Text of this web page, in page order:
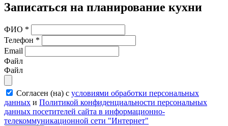
Записаться на планирование кухни
ФИО *
Телефон *
Email
Файл
Файл
Согласен (на) с условиями обработки персональных
данных и Политикой конфиденциальности персональных
данных посетителей сайта в информационно-
телекоммуникационной сети "Интернет"